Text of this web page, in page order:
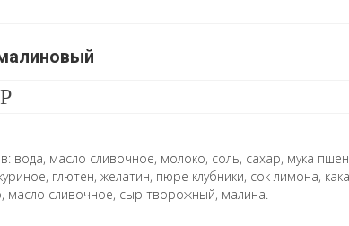
Р
вода, масло сливочное, молоко, соль, сахар, мука
глютен, желатин, пюре клубники, сок лимона,
масло сливочное, сыр творожный, малина.